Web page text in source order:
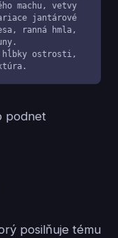
machu, vetvy
jantárové
ranná hmla,
hĺbky ostrosti,
podnet
posilňuje tému